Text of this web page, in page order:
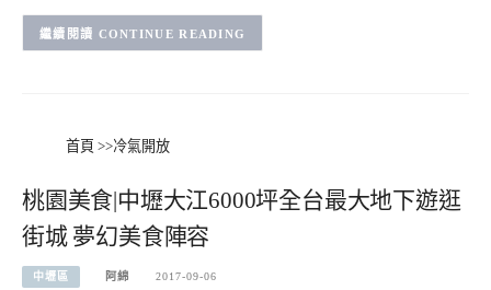
CONTINUE READING
首頁 >>冷氣開放
桃園美食|中壢大江6000坪全台最大地下遊逛
街城 夢幻美食陣容
中壢區 阿綿 2017-09-06